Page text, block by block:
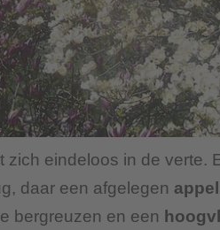
eindeloos in de verte.
daar een afgelegen
bergreuzen en een